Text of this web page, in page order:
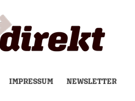
IMPRESSUM NEWSLETTER